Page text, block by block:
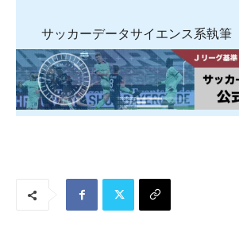
サッカーデータサイエンス系執筆